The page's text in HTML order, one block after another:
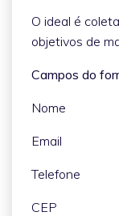
O ideal é
objetivos de
Campos do
Nome
Email
Telefone
CEP